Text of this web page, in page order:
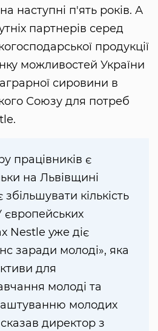
наступні п'ять років. А
партнерів серед
продукції
можливостей України
сировини в
Союзу для потреб
працівників є
на Львівщині
кількість
європейських
Nestlе уже діє
заради молоді», яка
для
молоді та
молодих
сказав директор з